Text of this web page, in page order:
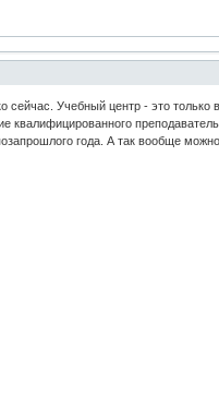
Учебный центр - это только
квалифицированного
года. А так вообще